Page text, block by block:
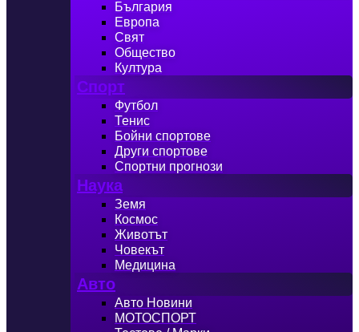
България
Европа
Свят
Общество
Култура
Спорт
Футбол
Тенис
Бойни спортове
Други спортове
Спортни прогнози
Наука
Земя
Космос
Животът
Човекът
Медицина
Авто
Авто Новини
МОТОСПОРТ